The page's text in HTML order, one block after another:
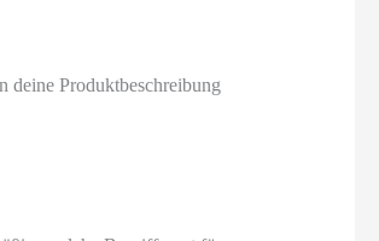
deine Produktbeschreibung